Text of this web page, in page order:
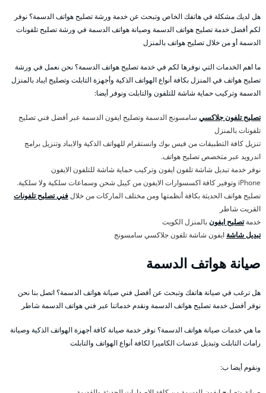
هل لديك مشكلة في هاتفك الخاص وتبحث عن خدمة ورشة تصليح هواتف الدسمة؟ نوفر
لكم أفضل خدمة تصليح هواتف الدسمة وصيانة هواتف الدسمة في ورشة تصليح تلفونات
الدسمة أو من خلال تصليح هواتف بالمنزل
ما اهم الخدمات التي نوفرها لكم في خدمة تصليح هواتف الدسمة؟ نحن نعمل في ورشة
تصليح هواتف في المنزل بكافة أنواع الهواتف الذكية وأجهزة التابلت وتصليح ايباد بالمنزل
الدسمة وتركيب حماية شاشة للتلفون والتابلت ونوفر أيضا:
تصليح تلفون جلاكسي سامسونج الدسمة وتصليح ايفون الدسمة عبر أفضل فني تصليح
تلفونات بالمنزل
تنزيل كافة التطبيقات من فيس بوك وانستقرام للهواتف الذكية والايباد وتنزيل برامج
اندرويد عبر متخصص تصليح هواتف.
نوفر خدمة تبديل شاشة تلفون ايفون وتركيب حماية شاشة للتلفون الايفون
iPhone وتوفير كافة اكسسوارات الايفون من كيبل شحن وسماعات سلكية ولا سلكية.
تصليح هواتف الحديثة بكافة أنظمتها ومن مختلف الماركات من خلالفني تصليح تلفونات
القريت شاطر
خدمةتصليح ايفونبالمنزل الكويت
تبديل شاشة ايفون شاشة تلفون جلاكسي سامسونج
صيانة هواتف الدسمة
هل ترغب في صيانة هاتفك وتبحث عن أفضل فني صيانة هواتف الدسمة؟ اتصل بنا نحن
نوفر أفضل خدمة تصليح هواتف الدسمة ونقدم خدماتنا عبر فني هواتف الدسمة شاطر
ما هي خدمات صيانة هواتف الدسمة؟ نوفر خدمة صيانة كافة أجهزة الهواتف الذكية وصيانة
رامات التابلت وتبديل عدسات الكاميرا لكافة أنواع الهواتف والتابلت
ونقوم أيضا ب: